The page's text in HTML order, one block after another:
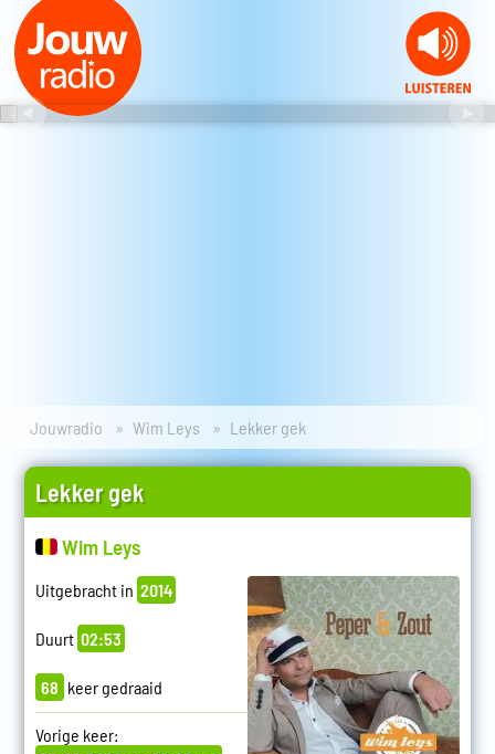
Jouwradio Wim Leys Lekker gek
Lekker gek
Wim Leys
Uitgebracht in 2014
Duurt 02:53
68 keer gedraaid
Vorige keer: